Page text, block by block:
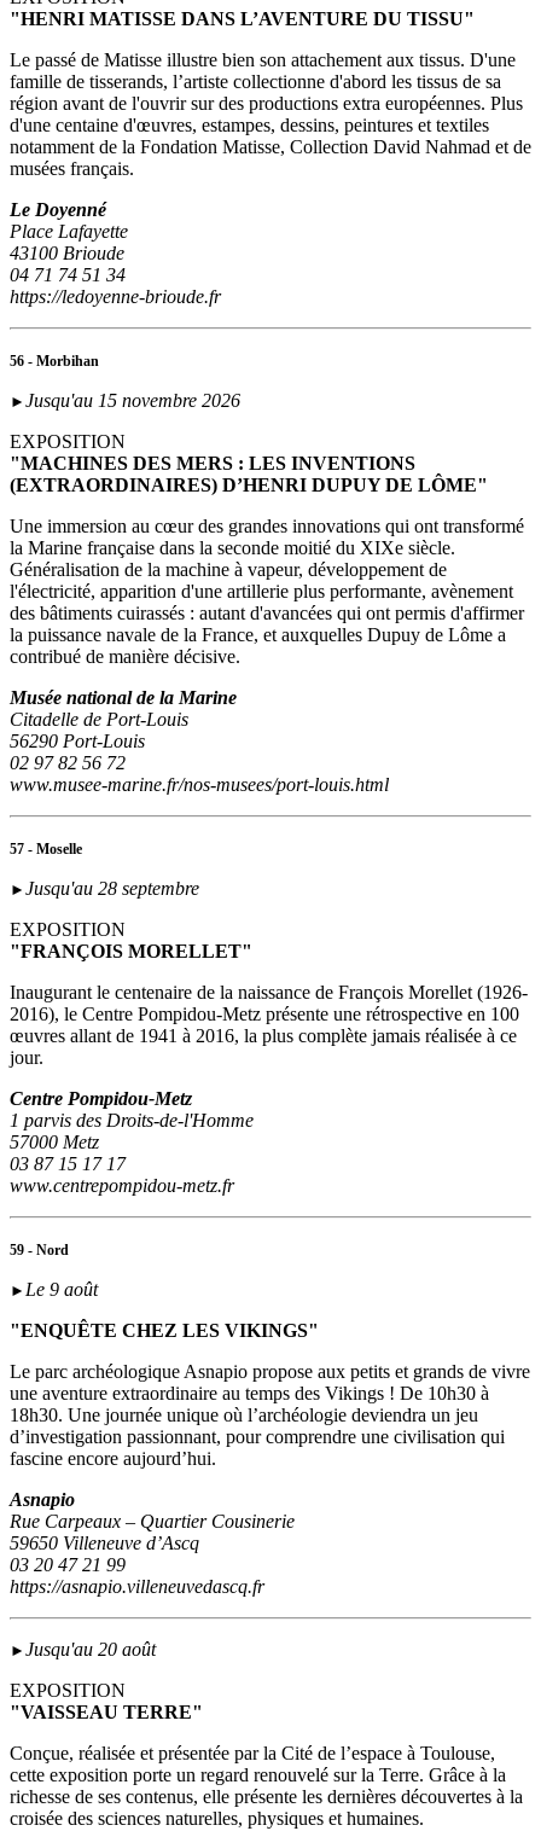
"HENRI MATISSE DANS L’AVENTURE DU TISSU"
Le passé de Matisse illustre bien son attachement aux tissus. D'une
famille de tisserands, l’artiste collectionne d'abord les tissus de sa
région avant de l'ouvrir sur des productions extra européennes. Plus
d'une centaine d'œuvres, estampes, dessins, peintures et textiles
notamment de la Fondation Matisse, Collection David Nahmad et de
musées français.
Le Doyenné
Place Lafayette
43100 Brioude
04 71 74 51 34
https://ledoyenne-brioude.fr
56 - Morbihan
► Jusqu'au 15 novembre 2026
EXPOSITION
"MACHINES DES MERS : LES INVENTIONS
(EXTRAORDINAIRES) D’HENRI DUPUY DE LÔME"
Une immersion au cœur des grandes innovations qui ont transformé
la Marine française dans la seconde moitié du XIXe siècle.
Généralisation de la machine à vapeur, développement de
l'électricité, apparition d'une artillerie plus performante, avènement
des bâtiments cuirassés : autant d'avancées qui ont permis d'affirmer
la puissance navale de la France, et auxquelles Dupuy de Lôme a
contribué de manière décisive.
Musée national de la Marine
Citadelle de Port-Louis
56290 Port-Louis
02 97 82 56 72
www.musee-marine.fr/nos-musees/port-louis.html
57 - Moselle
► Jusqu'au 28 septembre
EXPOSITION
"FRANÇOIS MORELLET"
Inaugurant le centenaire de la naissance de François Morellet (1926-
2016), le Centre Pompidou-Metz présente une rétrospective en 100
œuvres allant de 1941 à 2016, la plus complète jamais réalisée à ce
jour.
Centre Pompidou-Metz
1 parvis des Droits-de-l'Homme
57000 Metz
03 87 15 17 17
www.centrepompidou-metz.fr
59 - Nord
► Le 9 août
"ENQUÊTE CHEZ LES VIKINGS"
Le parc archéologique Asnapio propose aux petits et grands de vivre
une aventure extraordinaire au temps des Vikings ! De 10h30 à
18h30. Une journée unique où l’archéologie deviendra un jeu
d’investigation passionnant, pour comprendre une civilisation qui
fascine encore aujourd’hui.
Asnapio
Rue Carpeaux – Quartier Cousinerie
59650 Villeneuve d’Ascq
03 20 47 21 99
https://asnapio.villeneuvedascq.fr
► Jusqu'au 20 août
EXPOSITION
"VAISSEAU TERRE"
Conçue, réalisée et présentée par la Cité de l’espace à Toulouse,
cette exposition porte un regard renouvelé sur la Terre. Grâce à la
richesse de ses contenus, elle présente les dernières découvertes à la
croisée des sciences naturelles, physiques et humaines.